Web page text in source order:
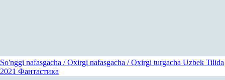
So'nggi nafasgacha / Oxirgi nafasgacha / Oxirgi turgacha Uzbek Tilida
2021 Фантастика